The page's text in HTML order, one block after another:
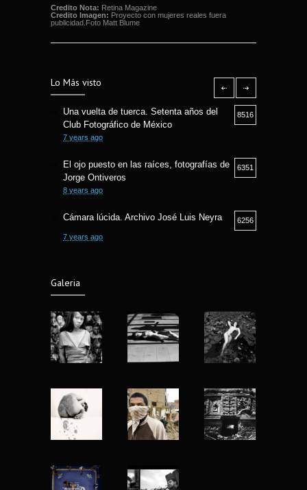
Credito Nota: Retina Magazine
Credito Imagen: Proyecto con mujeres reales fuera
publicidad.Foto Matt Blume
Lo Más visto
Una vuelta de tuerca. Setenta años del
Club Fotográfico de México
8516
7 years ago
El ojo puesto en las raíces, fotografías de
Jorge Ontiveros
6351
8 years ago
Cámara lúcida. Archivo José Luis Neyra
6256
7 years ago
6 years ago
Fotografía Callejera bajo la óptica Fermin
Guzman
5810
8 years ago
Fotografia y Arqueologia exposicion en
7 years ago
Nu Project mujeres reales de Matt Blume
4926
13 years ago
Yo fotografío para la historia: Abbas
(1944-2018)
Galeria